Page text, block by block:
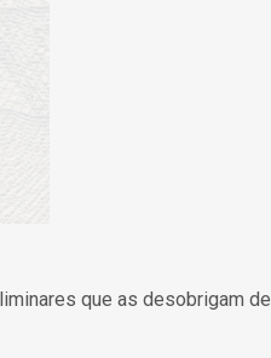
que as desobrigam de